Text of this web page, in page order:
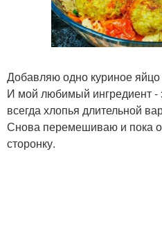
Добавляю одно куриное
И мой любимый ингредиент -
всегда хлопья длительной
Снова перемешиваю и пока
сторонку.